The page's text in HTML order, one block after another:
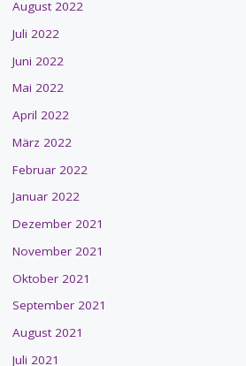
August 2022
Juli 2022
Juni 2022
Mai 2022
April 2022
März 2022
Februar 2022
Januar 2022
Dezember 2021
November 2021
Oktober 2021
September 2021
August 2021
Juli 2021